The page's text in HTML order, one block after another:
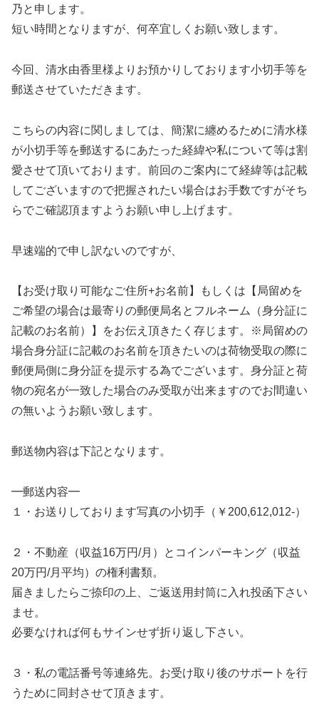
乃と申します。
短い時間となりますが、何卒宜しくお願い致します。
今回、清水由香里様よりお預かりしております小切手等を
郵送させていただきます。
こちらの内容に関しましては、簡潔に纏めるために清水様
が小切手等を郵送するにあたった経緯や私について等は割
愛させて頂いております。前回のご案内にて経緯等は記載
してございますので把握されたい場合はお手数ですがそち
らでご確認頂ますようお願い申し上げます。
早速端的で申し訳ないのですが、
【お受け取り可能なご住所+お名前】もしくは【局留めを
ご希望の場合は最寄りの郵便局名とフルネーム（身分証に
記載のお名前）】をお伝え頂きたく存じます。※局留めの
場合身分証に記載のお名前を頂きたいのは荷物受取の際に
郵便局側に身分証を提示する為でございます。身分証と荷
物の宛名が一致した場合のみ受取が出来ますのでお間違い
の無いようお願い致します。
郵送物内容は下記となります。
━郵送内容━
１・お送りしております写真の小切手（￥200,612,012-）
２・不動産（収益16万円/月）とコインパーキング（収益
20万円/月平均）の権利書類。
届きましたらご捺印の上、ご返送用封筒に入れ投函下さい
ませ。
必要なければ何もサインせず折り返し下さい。
３・私の電話番号等連絡先。お受け取り後のサポートを行
うために同封させて頂きます。